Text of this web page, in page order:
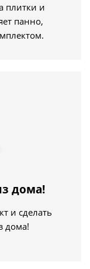
плитки и
панно,
дома!
и сделать
дома!